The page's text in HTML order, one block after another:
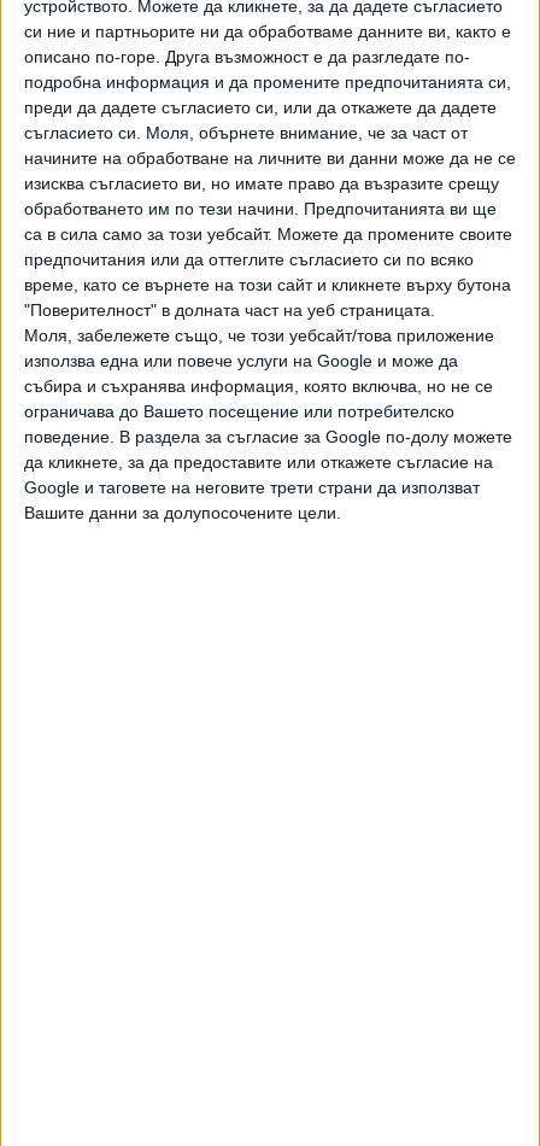
устройството. Можете да кликнете, за да дадете съгласието
си ние и партньорите ни да обработваме данните ви, както е
описано по-горе. Друга възможност е да разгледате по-
подробна информация и да промените предпочитанията си,
преди да дадете съгласието си, или да откажете да дадете
съгласието си.
Моля, обърнете внимание, че за част от
начините на обработване на личните ви данни може да не се
изисква съгласието ви, но имате право да възразите срещу
обработването им по тези начини. Предпочитанията ви ще
са в сила само за този уебсайт. Можете да промените своите
предпочитания или да оттеглите съгласието си по всяко
време, като се върнете на този сайт и кликнете върху бутона
"Поверителност" в долната част на уеб страницата.
Моля, забележете също, че този уебсайт/това приложение
използва една или повече услуги на Google и може да
събира и съхранява информация, която включва, но не се
ограничава до Вашето посещение или потребителско
поведение. В раздела за съгласие за Google по-долу можете
да кликнете, за да предоставите или откажете съгласие на
Google и таговете на неговите трети страни да използват
Вашите данни за долупосочените цели.
ЕНП в Европарламента Манфред Вебер пише писмо, с
което настоява "ЕК да проучи отблизо реда и условията,
при които се сключва това споразумение, и да се
предприемат необходимите стъпки за прилагане на
равнопоставени условия". То беше адресирано до
председателя на ЕК Жан-Клод Юнкер и до Маргрете
Вестагер, комисар по въпросите на конкуренцията.
Вебер припомня, че България е била сред кандидатите
да приемат завода, но фирмата "е избрала Турция
заради благоприятния данъчен режим и поради
значителните държавни субсидии, които ще бъдат
отпускани там".
Дънчила обвини Йоханис, че е одобрил писмото. "Г-н
Вебер е изпратил това писмо, с което подкрепят
България, и тогава се питам къде са членовете на НЛП,
какво е направил президентът Клаус Йоханис? Той е
председател на НЛП и ни представлява на Европейските
съвети. Не можеше ли да разговаря, когато ходи на